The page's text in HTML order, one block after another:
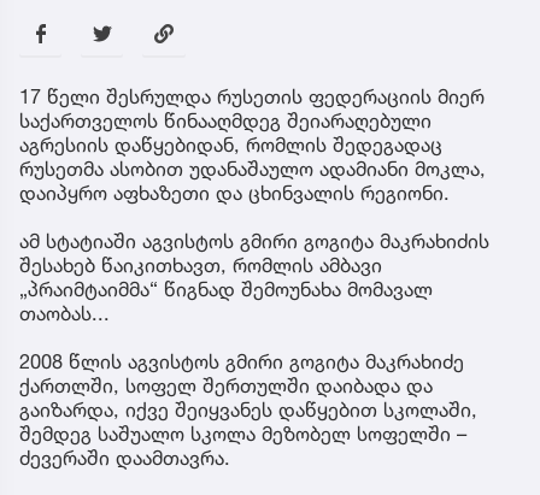
17 წელი შესრულდა რუსეთის ფედერაციის მიერ
საქართველოს წინააღმდეგ შეიარაღებული
აგრესიის დაწყებიდან, რომლის შედეგადაც
რუსეთმა ასობით უდანაშაულო ადამიანი მოკლა,
დაიპყრო აფხაზეთი და ცხინვალის რეგიონი.
ამ სტატიაში აგვისტოს გმირი გოგიტა მაკრახიძის
შესახებ წაიკითხავთ, რომლის ამბავი
„პრაიმტაიმმა“ წიგნად შემოუნახა მომავალ
თაობას...
2008 წლის აგვისტოს გმირი გოგიტა მაკრახიძე
ქართლში, სოფელ შერთულში დაიბადა და
გაიზარდა, იქვე შეიყვანეს დაწყებით სკოლაში,
შემდეგ საშუალო სკოლა მეზობელ სოფელში –
ძევერაში დაამთავრა.